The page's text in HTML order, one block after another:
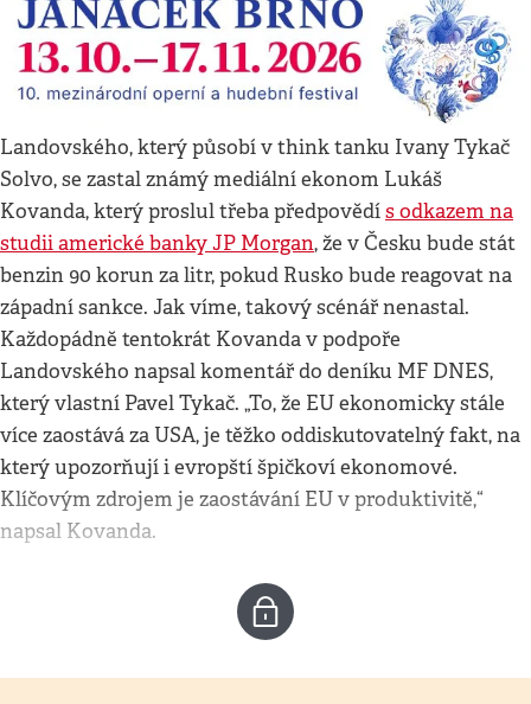
Landovského, který působí v think tanku Ivany Tykač
Solvo, se zastal známý mediální ekonom Lukáš
Kovanda, který proslul třeba předpovědís odkazem na
studii americké banky JP Morgan, že v Česku bude stát
benzin 90 korun za litr, pokud Rusko bude reagovat na
západní sankce. Jak víme, takový scénář nenastal.
Každopádně tentokrát Kovanda v podpoře
Landovského napsal komentář do deníku MF DNES,
který vlastní Pavel Tykač. „To, že EU ekonomicky stále
více zaostává za USA, je těžko oddiskutovatelný fakt, na
který upozorňují i evropští špičkoví ekonomové.
Klíčovým zdrojem je zaostávání EU v produktivitě,“
napsal Kovanda.